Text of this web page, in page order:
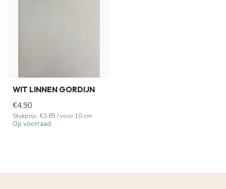
WIT LINNEN GORDIJN
€4,90
Stukprijs: €3,85 / voor 10 cm
Op voorraad